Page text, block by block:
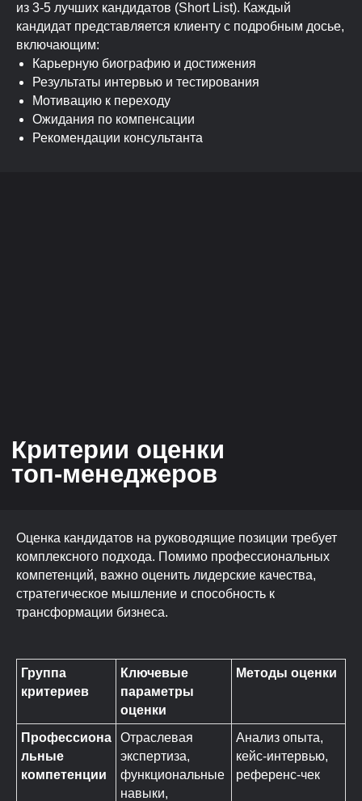
из 3-5 лучших кандидатов (Short List). Каждый
кандидат представляется клиенту с подробным досье,
включающим:
Карьерную биографию и достижения
Результаты интервью и тестирования
Мотивацию к переходу
Ожидания по компенсации
Рекомендации консультанта
Оценка кандидатов на руководящие позиции требует
комплексного подхода. Помимо профессиональных
компетенций, важно оценить лидерские качества,
стратегическое мышление и способность к
трансформации бизнеса.
Группа
критериев
Ключевые
параметры
оценки
Методы оценки
Профессиона
льные
компетенции
Отраслевая
экспертиза,
функциональные
навыки,
Анализ опыта,
кейс-интервью,
референс-чек